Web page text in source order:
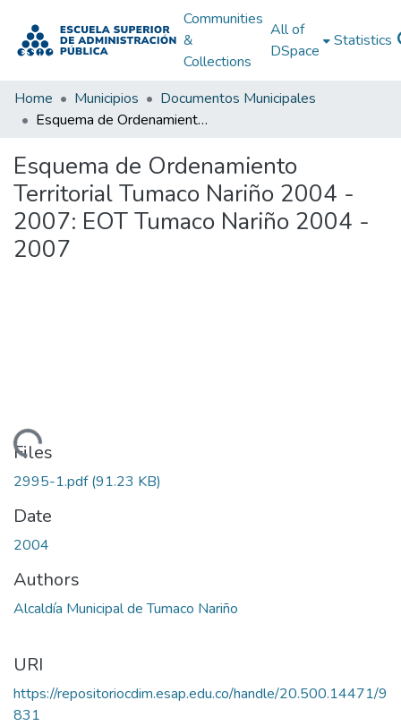
Communities
&
Collections
All of
DSpace
Statistics
Home Municipios
Documentos Municipales
Esquema de Ordenamiento Territorial Tumaco Nariño 2004 - 2007: EOT Tumaco Nariño 2004 - 2007
Esquema de Ordenamiento
Territorial Tumaco Nariño 2004 -
2007: EOT Tumaco Nariño 2004 -
2007
Loading...
Files
2995-1.pdf(91.23 KB)
Date
2004
Authors
Alcaldía Municipal de Tumaco Nariño
URI
https://repositoriocdim.esap.edu.co/handle/20.500.14471/9
831